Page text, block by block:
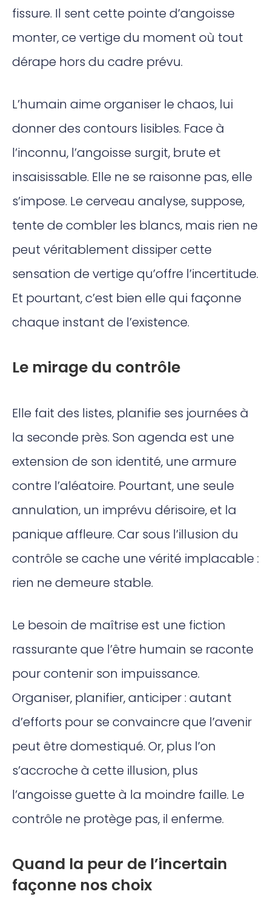
fissure. Il sent cette pointe d’angoisse
monter, ce vertige du moment où tout
dérape hors du cadre prévu.
L’humain aime organiser le chaos, lui
donner des contours lisibles. Face à
l’inconnu, l’angoisse surgit, brute et
insaisissable. Elle ne se raisonne pas, elle
s’impose. Le cerveau analyse, suppose,
tente de combler les blancs, mais rien ne
peut véritablement dissiper cette
sensation de vertige qu’offre l’incertitude.
Et pourtant, c’est bien elle qui façonne
chaque instant de l’existence.
Le mirage du contrôle
Elle fait des listes, planifie ses journées à
la seconde près. Son agenda est une
extension de son identité, une armure
contre l’aléatoire. Pourtant, une seule
annulation, un imprévu dérisoire, et la
panique affleure. Car sous l’illusion du
contrôle se cache une vérité implacable :
rien ne demeure stable.
Le besoin de maîtrise est une fiction
rassurante que l’être humain se raconte
pour contenir son impuissance.
Organiser, planifier, anticiper : autant
d’efforts pour se convaincre que l’avenir
peut être domestiqué. Or, plus l’on
s’accroche à cette illusion, plus
l’angoisse guette à la moindre faille. Le
contrôle ne protège pas, il enferme.
Quand la peur de l’incertain
façonne nos choix